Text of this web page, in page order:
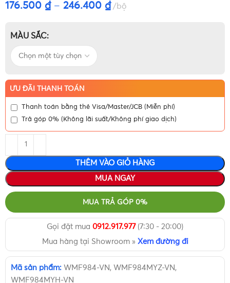
176.500 ₫–246.400 ₫ bộ
MÀU SẮC
ƯU ĐÃI THANH TOÁN
Thanh toán bằng thẻ Visa/Master/JCB (Miễn phí)
Trả góp 0% (Không lãi suất/Không phí giao dịch)
THÊM VÀO GIỎ HÀNG
MUA NGAY
MUA TRẢ GÓP 0%
Gọi đặt mua 0912.917.977(7:30 - 20:00)
Mua hàng tại Showroom » Xem đường đi
Mã sản phẩm: WMF984-VN, WMF984MYZ-VN,
WMF984MYH-VN